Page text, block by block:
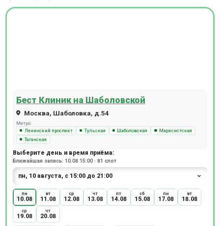
Бест Клиник на Шаболовской
Москва, Шаболовка, д.54
Метро:
Ленинский проспект
Тульская Шаболовская
Марксистская
Таганская
Выберите день и время приёма:
Ближайшая запись: 10.08 15:00 · 81 слот
пн
10.08
вт
11.08
ср
12.08
чт
13.08
пт
14.08
сб
15.08
пн
17.08
вт
18.08
ср
19.08
чт
20.08